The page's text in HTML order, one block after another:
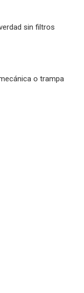
sin filtros
o trampa